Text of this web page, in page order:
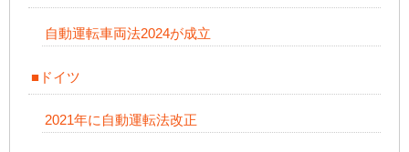
自動運転車両法2024が成立
■ドイツ
2021年に自動運転法改正